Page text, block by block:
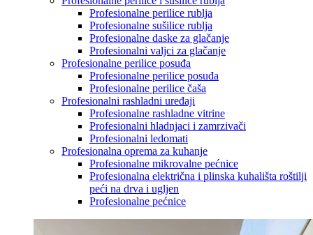
Profesionalne perilice rublja
Profesionalne sušilice rublja
Profesionalne daske za glačanje
Profesionalni valjci za glačanje
Profesionalne perilice posuđa
Profesionalne perilice posuđa
Profesionalne perilice čaša
Profesionalni rashladni uređaji
Profesionalne rashladne vitrine
Profesionalni hladnjaci i zamrzivači
Profesionalni ledomati
Profesionalna oprema za kuhanje
Profesionalne mikrovalne pećnice
Profesionalna električna i plinska kuhališta roštilji
peći na drva i ugljen
Profesionalne pećnice